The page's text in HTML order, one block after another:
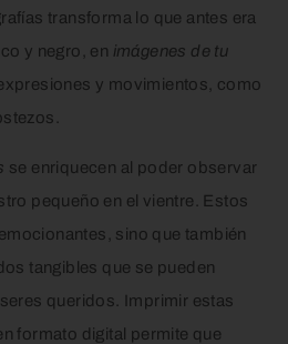
transforma lo que antes era
y negro, en imágenes de tu
y movimientos, como
se enriquecen al poder observar
pequeño en el vientre. Estos
sino que también
tangibles que se pueden
queridos. Imprimir estas
formato digital permite que